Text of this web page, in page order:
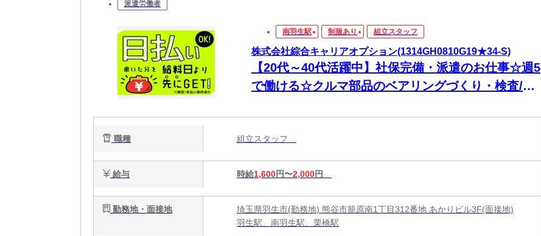
派遣労働者
南羽生駅 制服あり 組立スタッフ
株式会社綜合キャリアオプション(1314GH0810G19★34-S)
【20代～40代活躍中】社保完備・派遣のお仕事☆週5
で働ける☆クルマ部品のベアリングづくり・検査/日
職種 組立スタッフ
給与 時給1,600円〜2,000円
勤務地・面接地
埼玉県羽生市(勤務地) 熊谷市籠原南1丁目312番地 あかりビル3F(面接地)
羽生駅、南羽生駅、栗橋駅